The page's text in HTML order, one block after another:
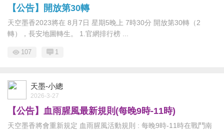
【公告】開放第30轉
天空墨香2023將在 8月7日 星期5晚上 7時30分 開放第30轉（2
轉），長安地圖轉生。 1.官網排行榜 ...
107 1
天墨-小總
2026-3-27
【公告】血雨腥風最新規則(每晚9時-11時)
天空墨香將會重新規定 血雨腥風活動規則 : 每晚9時-11時在戰鬥南